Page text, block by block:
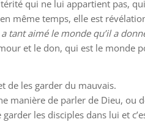
qui ne lui appartient pas,
temps, elle est
tant aimé le monde qu’il a
et le don, qui est le monde
de les garder du mauvais.
manière de parler de Dieu, ou
les disciples dans lui et